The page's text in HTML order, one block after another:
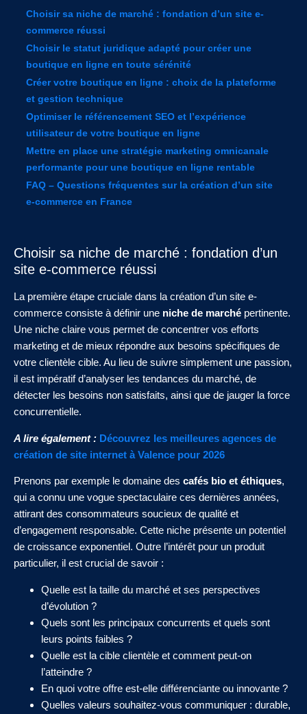
Choisir sa niche de marché : fondation d’un site e-
commerce réussi
Choisir le statut juridique adapté pour créer une
boutique en ligne en toute sérénité
Créer votre boutique en ligne : choix de la plateforme
et gestion technique
Optimiser le référencement SEO et l’expérience
utilisateur de votre boutique en ligne
Mettre en place une stratégie marketing omnicanale
performante pour une boutique en ligne rentable
FAQ – Questions fréquentes sur la création d’un site
e-commerce en France
Choisir sa niche de marché : fondation d’un
site e-commerce réussi
La première étape cruciale dans la création d’un site e-
commerce consiste à définir une niche de marché pertinente.
Une niche claire vous permet de concentrer vos efforts
marketing et de mieux répondre aux besoins spécifiques de
votre clientèle cible. Au lieu de suivre simplement une passion,
il est impératif d’analyser les tendances du marché, de
détecter les besoins non satisfaits, ainsi que de jauger la force
concurrentielle.
A lire également : Découvrez les meilleures agences de
création de site internet à Valence pour 2026
Prenons par exemple le domaine des cafés bio et éthiques,
qui a connu une vogue spectaculaire ces dernières années,
attirant des consommateurs soucieux de qualité et
d’engagement responsable. Cette niche présente un potentiel
de croissance exponentiel. Outre l’intérêt pour un produit
particulier, il est crucial de savoir :
Quelle est la taille du marché et ses perspectives
d’évolution ?
Quels sont les principaux concurrents et quels sont
leurs points faibles ?
Quelle est la cible clientèle et comment peut-on
l’atteindre ?
En quoi votre offre est-elle différenciante ou innovante ?
Quelles valeurs souhaitez-vous communiquer : durable,